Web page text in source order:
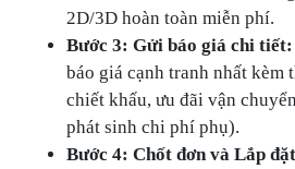
2D/3D hoàn toàn miễn phí.
Bước 3: Gửi báo giá chi tiết:
báo giá cạnh tranh nhất kèm
chiết khấu, ưu đãi vận
phát sinh chi phí phụ).
Bước 4: Chốt đơn và Lắp